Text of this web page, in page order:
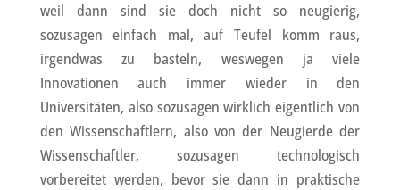
weil dann sind sie doch nicht so neugierig,
sozusagen einfach mal, auf Teufel komm raus,
irgendwas zu basteln, weswegen ja viele
Innovationen auch immer wieder in den
Universitäten, also sozusagen wirklich eigentlich von
den Wissenschaftlern, also von der Neugierde der
Wissenschaftler, sozusagen technologisch
vorbereitet werden, bevor sie dann in praktische